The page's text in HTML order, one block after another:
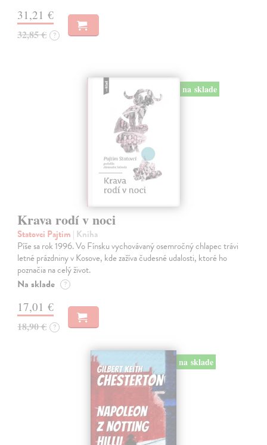
31,21 €
32,85 € ?
na sklade
Krava rodí v noci
Statovci Pajtim | Kniha
Píše sa rok 1996. Vo Fínsku vychovávaný osemročný chlapec trávi
letné prázdniny v Kosove, kde zažíva čudesné udalosti, ktoré ho
poznačia na celý život.
Na sklade ?
17,01 €
18,90 € ?
na sklade